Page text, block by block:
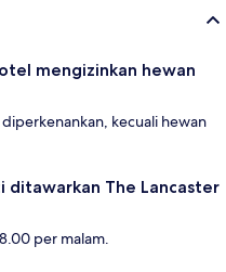
mengizinkan hewan
kecuali hewan
The Lancaster
per malam.